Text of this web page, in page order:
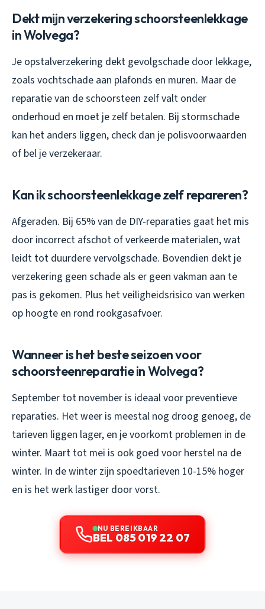
Dekt mijn verzekering schoorsteenlekkage
in Wolvega?
Je opstalverzekering dekt gevolgschade door lekkage,
zoals vochtschade aan plafonds en muren. Maar de
reparatie van de schoorsteen zelf valt onder
onderhoud en moet je zelf betalen. Bij stormschade
kan het anders liggen, check dan je polisvoorwaarden
of bel je verzekeraar.
Kan ik schoorsteenlekkage zelf repareren?
Afgeraden. Bij 65% van de DIY-reparaties gaat het mis
door incorrect afschot of verkeerde materialen, wat
leidt tot duurdere vervolgschade. Bovendien dekt je
verzekering geen schade als er geen vakman aan te
pas is gekomen. Plus het veiligheidsrisico van werken
op hoogte en rond rookgasafvoer.
Wanneer is het beste seizoen voor
schoorsteenreparatie in Wolvega?
September tot november is ideaal voor preventieve
reparaties. Het weer is meestal nog droog genoeg, de
tarieven liggen lager, en je voorkomt problemen in de
winter. Maart tot mei is ook goed voor herstel na de
winter. In de winter zijn spoedtarieven 10-15% hoger
en is het werk lastiger door vorst.
NU BEREIKBAAR
BEL 085 019 22 07